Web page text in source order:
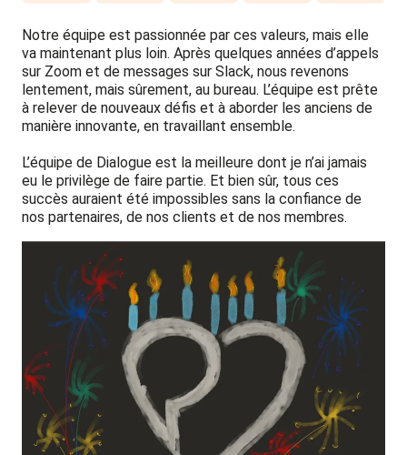
Notre équipe est passionnée par ces valeurs, mais elle
va maintenant plus loin. Après quelques années d’appels
sur Zoom et de messages sur Slack, nous revenons
lentement, mais sûrement, au bureau. L’équipe est prête
à relever de nouveaux défis et à aborder les anciens de
manière innovante, en travaillant ensemble.
L’équipe de Dialogue est la meilleure dont je n’ai jamais
eu le privilège de faire partie. Et bien sûr, tous ces
succès auraient été impossibles sans la confiance de
nos partenaires, de nos clients et de nos membres.